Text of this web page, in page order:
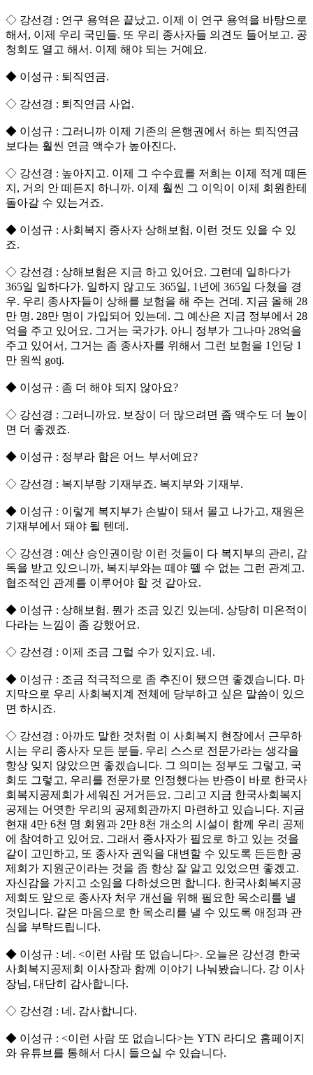
◇ 강선경 : 연구 용역은 끝났고. 이제 이 연구 용역을 바탕으로
해서, 이제 우리 국민들. 또 우리 종사자들 의견도 들어보고. 공
청회도 열고 해서. 이제 해야 되는 거예요.
◆ 이성규 : 퇴직연금.
◇ 강선경 : 퇴직연금 사업.
◆ 이성규 : 그러니까 이제 기존의 은행권에서 하는 퇴직연금
보다는 훨씬 연금 액수가 높아진다.
◇ 강선경 : 높아지고. 이제 그 수수료를 저희는 이제 적게 떼든
지, 거의 안 떼든지 하니까. 이제 훨씬 그 이익이 이제 회원한테
돌아갈 수 있는거죠.
◆ 이성규 : 사회복지 종사자 상해보험, 이런 것도 있을 수 있
죠.
◇ 강선경 : 상해보험은 지금 하고 있어요. 그런데 일하다가
365일 일하다가. 일하지 않고도 365일, 1년에 365일 다쳤을 경
우. 우리 종사자들이 상해를 보험을 해 주는 건데. 지금 올해 28
만 명. 28만 명이 가입되어 있는데. 그 예산은 지금 정부에서 28
억을 주고 있어요. 그거는 국가가. 아니 정부가 그나마 28억을
주고 있어서, 그거는 좀 종사자를 위해서 그런 보험을 1인당 1
만 원씩 gotj.
◆ 이성규 : 좀 더 해야 되지 않아요?
◇ 강선경 : 그러니까요. 보장이 더 많으려면 좀 액수도 더 높이
면 더 좋겠죠.
◆ 이성규 : 정부라 함은 어느 부서예요?
◇ 강선경 : 복지부랑 기재부죠. 복지부와 기재부.
◆ 이성규 : 이렇게 복지부가 손발이 돼서 몰고 나가고, 재원은
기재부에서 돼야 될 텐데.
◇ 강선경 : 예산 승인권이랑 이런 것들이 다 복지부의 관리, 감
독을 받고 있으니까, 복지부와는 떼야 뗄 수 없는 그런 관계고.
협조적인 관계를 이루어야 할 것 같아요.
◆ 이성규 : 상해보험. 뭔가 조금 있긴 있는데. 상당히 미온적이
다라는 느낌이 좀 강했어요.
◇ 강선경 : 이제 조금 그럴 수가 있지요. 네.
◆ 이성규 : 조금 적극적으로 좀 추진이 됐으면 좋겠습니다. 마
지막으로 우리 사회복지계 전체에 당부하고 싶은 말씀이 있으
면 하시죠.
◇ 강선경 : 아까도 말한 것처럼 이 사회복지 현장에서 근무하
시는 우리 종사자 모든 분들. 우리 스스로 전문가라는 생각을
항상 잊지 않았으면 좋겠습니다. 그 의미는 정부도 그렇고, 국
회도 그렇고, 우리를 전문가로 인정했다는 반증이 바로 한국사
회복지공제회가 세워진 거거든요. 그리고 지금 한국사회복지
공제는 어엿한 우리의 공제회관까지 마련하고 있습니다. 지금
현재 4만 6천 명 회원과 2만 8천 개소의 시설이 함께 우리 공제
에 참여하고 있어요. 그래서 종사자가 필요로 하고 있는 것을
같이 고민하고, 또 종사자 권익을 대변할 수 있도록 든든한 공
제회가 지원군이라는 것을 좀 항상 잘 알고 있었으면 좋겠고.
자신감을 가지고 소임을 다하셨으면 합니다. 한국사회복지공
제회도 앞으로 종사자 처우 개선을 위해 필요한 목소리를 낼
것입니다. 같은 마음으로 한 목소리를 낼 수 있도록 애정과 관
심을 부탁드립니다.
◆ 이성규 : 네. <이런 사람 또 없습니다>. 오늘은 강선경 한국
사회복지공제회 이사장과 함께 이야기 나눠봤습니다. 강 이사
장님, 대단히 감사합니다.
◇ 강선경 : 네. 감사합니다.
◆ 이성규 : <이런 사람 또 없습니다>는 YTN 라디오 홈페이지
와 유튜브를 통해서 다시 들으실 수 있습니다.